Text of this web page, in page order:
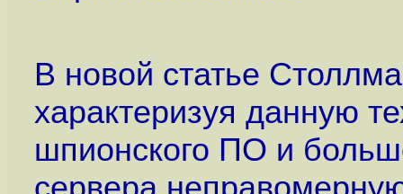
В новой статье
характеризуя данную
шпионского ПО и